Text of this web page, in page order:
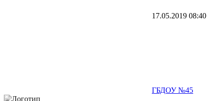
17.05.2019 08:40
ГБДОУ №45